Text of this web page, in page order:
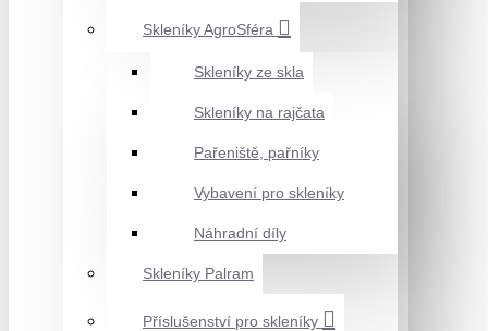
Skleníky AgroSféra
Skleníky ze skla
Skleníky na rajčata
Pařeniště, pařníky
Vybavení pro skleníky
Náhradní díly
Skleníky Palram
Příslušenství pro skleníky